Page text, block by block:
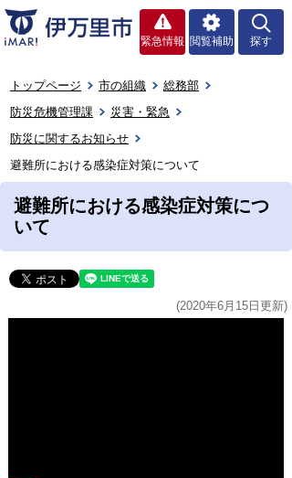
緊急情報 閲覧補助 探す
トップページ 市の組織
総務部
防災危機管理課
災害・緊急
防災に関するお知らせ
避難所における感染症対策について
避難所における感染症対策につ
いて
(2020年6月15日更新)